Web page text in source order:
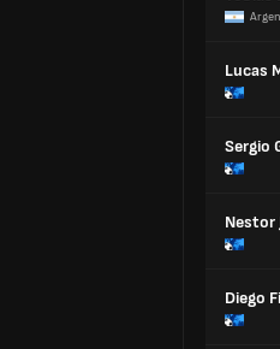
Lucas
Sergio
Nestor
Diego